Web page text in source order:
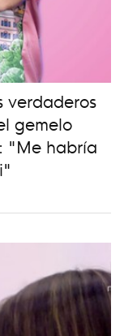
verdaderos
gemelo
"Me habría